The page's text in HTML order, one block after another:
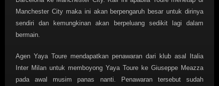
Manchester City maka ini akan berpengaruh besar untuk dirinya
sendiri dan kemungkinan akan berpeluang sedikit lagi dalam
bermain.
Agen Yaya Toure mendapatkan penawaran dari klub asal Italia
Inter Milan untuk memboyong Yaya Toure ke Giuseppe Meazza
pada awal musim panas nanti. Penawaran tersebut sudah